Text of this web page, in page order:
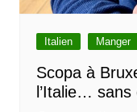
Italien Manger
Scopa à
l’Italie…